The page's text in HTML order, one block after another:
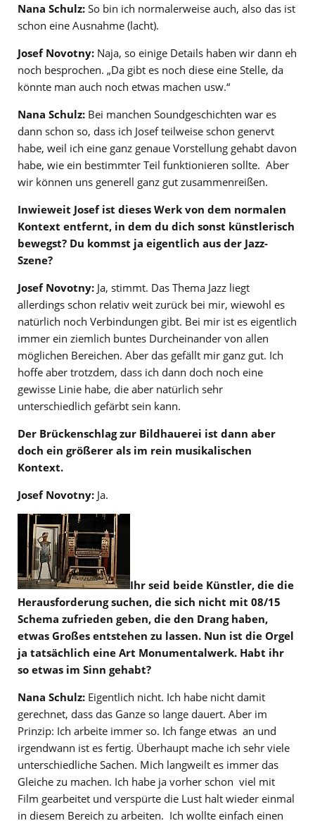
Nana Schulz: So bin ich normalerweise auch, also das ist
schon eine Ausnahme (lacht).
Josef Novotny: Naja, so einige Details haben wir dann eh
noch besprochen. „Da gibt es noch diese eine Stelle, da
könnte man auch noch etwas machen usw.“
Nana Schulz: Bei manchen Soundgeschichten war es
dann schon so, dass ich Josef teilweise schon genervt
habe, weil ich eine ganz genaue Vorstellung gehabt davon
habe, wie ein bestimmter Teil funktionieren sollte. Aber
wir können uns generell ganz gut zusammenreißen.
Inwieweit Josef ist dieses Werk von dem normalen
Kontext entfernt, in dem du dich sonst künstlerisch
bewegst? Du kommst ja eigentlich aus der Jazz-
Szene?
Josef Novotny: Ja, stimmt. Das Thema Jazz liegt
allerdings schon relativ weit zurück bei mir, wiewohl es
natürlich noch Verbindungen gibt. Bei mir ist es eigentlich
immer ein ziemlich buntes Durcheinander von allen
möglichen Bereichen. Aber das gefällt mir ganz gut. Ich
hoffe aber trotzdem, dass ich dann doch noch eine
gewisse Linie habe, die aber natürlich sehr
unterschiedlich gefärbt sein kann.
Der Brückenschlag zur Bildhauerei ist dann aber
doch ein größerer als im rein musikalischen
Kontext.
Josef Novotny: Ja.
Ihr seid beide Künstler, die die
Herausforderung suchen, die sich nicht mit 08/15
Schema zufrieden geben, die den Drang haben,
etwas Großes entstehen zu lassen. Nun ist die Orgel
ja tatsächlich eine Art Monumentalwerk. Habt ihr
so etwas im Sinn gehabt?
Nana Schulz: Eigentlich nicht. Ich habe nicht damit
gerechnet, dass das Ganze so lange dauert. Aber im
Prinzip: Ich arbeite immer so. Ich fange etwas an und
irgendwann ist es fertig. Überhaupt mache ich sehr viele
unterschiedliche Sachen. Mich langweilt es immer das
Gleiche zu machen. Ich habe ja vorher schon viel mit
Film gearbeitet und verspürte die Lust halt wieder einmal
in diesem Bereich zu arbeiten. Ich wollte einfach einen